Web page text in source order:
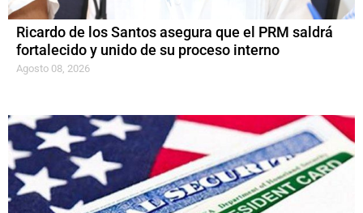
Ricardo de los Santos asegura que el PRM saldrá
fortalecido y unido de su proceso interno
Agosto 08, 2026